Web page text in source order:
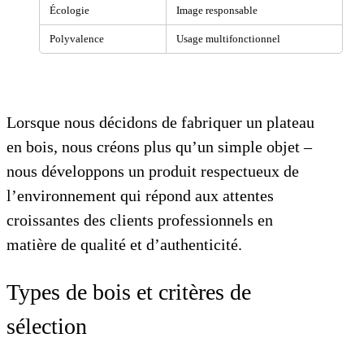
Écologie Image responsable
Polyvalence Usage multifonctionnel
Lorsque nous décidons de fabriquer un plateau
en bois, nous créons plus qu’un simple objet –
nous développons un produit respectueux de
l’environnement qui répond aux attentes
croissantes des clients professionnels en
matière de qualité et d’authenticité.
Types de bois et critères de
sélection